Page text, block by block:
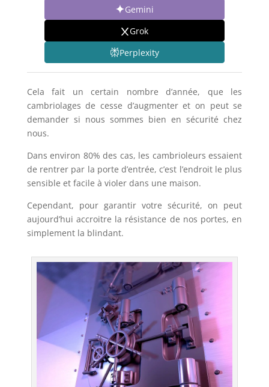
Gemini
Grok
Perplexity
Cela fait un certain nombre d’année, que les
cambriolages de cesse d’augmenter et on peut se
demander si nous sommes bien en sécurité chez
nous.
Dans environ 80% des cas, les cambrioleurs essaient
de rentrer par la porte d’entrée, c’est l’endroit le plus
sensible et facile à violer dans une maison.
Cependant, pour garantir votre sécurité, on peut
aujourd’hui accroitre la résistance de nos portes, en
simplement la blindant.